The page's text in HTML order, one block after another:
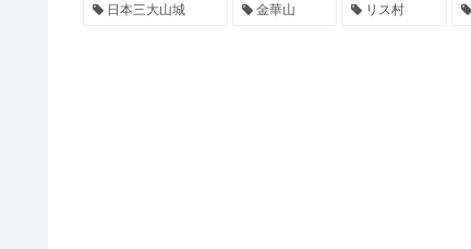
日本三大山城 金華山 リス村